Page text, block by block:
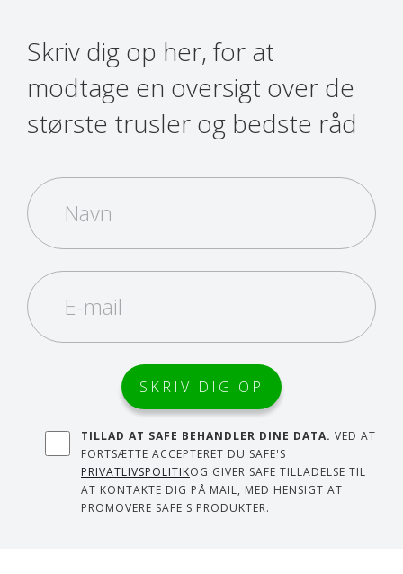
Skriv dig op her, for at
modtage en oversigt over de
største trusler og bedste råd
TILLAD AT SAFE BEHANDLER DINE DATA. VED AT
FORTSÆTTE ACCEPTERET DU SAFE'S
PRIVATLIVSPOLITIKOG GIVER SAFE TILLADELSE TIL
AT KONTAKTE DIG PÅ MAIL, MED HENSIGT AT
PROMOVERE SAFE'S PRODUKTER.